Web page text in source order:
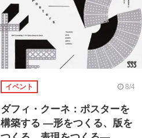
イベント 8/4
ダフィ・クーネ：ポスターを
構築する ―形をつくる、版を